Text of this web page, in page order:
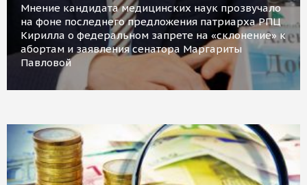
Мнение кандидата медицинских наук прозвучало
на фоне последнего предложения патриарха РПЦ
Кирилла о федеральном запрете на «склонение» к
абортам и заявления сенатора Маргариты
Павловой